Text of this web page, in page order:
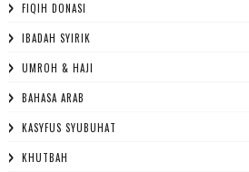
FIQIH DONASI
IBADAH SYIRIK
UMROH & HAJI
BAHASA ARAB
KASYFUS SYUBUHAT
KHUTBAH